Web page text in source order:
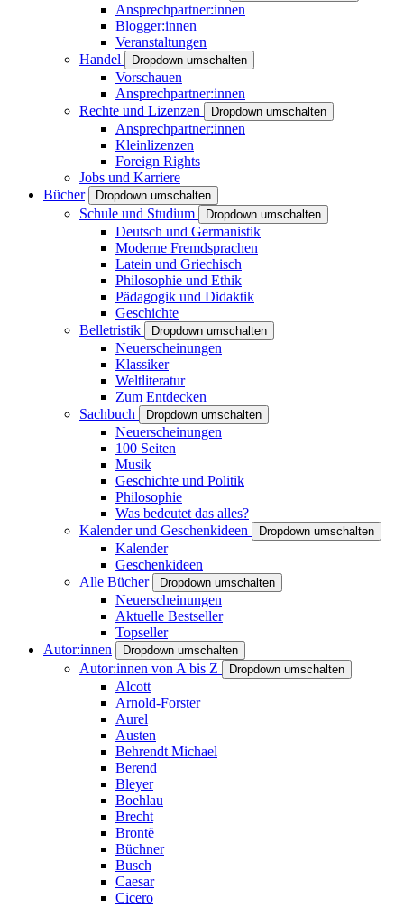
Ansprechpartner:innen
Blogger:innen
Veranstaltungen
Handel
Dropdown umschalten
Vorschauen
Ansprechpartner:innen
Rechte und Lizenzen
Dropdown umschalten
Ansprechpartner:innen
Kleinlizenzen
Foreign Rights
Jobs und Karriere
Bücher
Dropdown umschalten
Schule und Studium Dropdown umschalten
Deutsch und Germanistik
Moderne Fremdsprachen
Latein und Griechisch
Philosophie und Ethik
Pädagogik und Didaktik
Geschichte
Belletristik
Dropdown umschalten
Neuerscheinungen
Klassiker
Weltliteratur
Zum Entdecken
Sachbuch
Dropdown umschalten
Neuerscheinungen
100 Seiten
Musik
Geschichte und Politik
Philosophie
Was bedeutet das alles?
Kalender und Geschenkideen
Dropdown umschalten
Kalender
Geschenkideen
Alle Bücher
Dropdown umschalten
Neuerscheinungen
Aktuelle Bestseller
Topseller
Autor:innen
Dropdown umschalten
Autor:innen von A bis Z Dropdown umschalten
Alcott
Arnold-Forster
Aurel
Austen
Behrendt Michael
Berend
Bleyer
Boehlau
Brecht
Brontë
Büchner
Busch
Caesar
Cicero